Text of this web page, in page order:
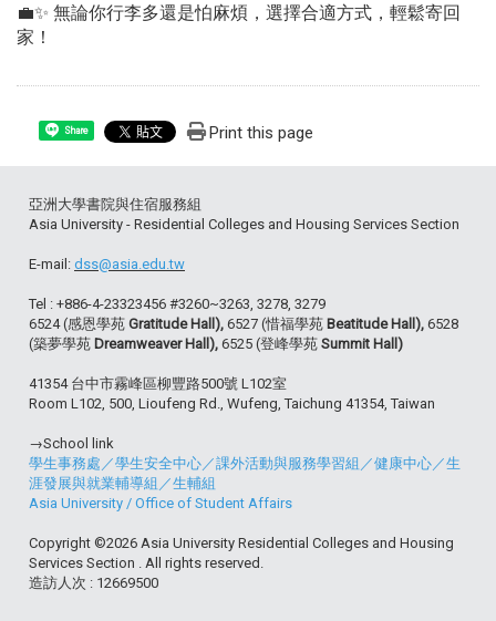
💼✨ 無論你行李多還是怕麻煩，選擇合適方式，輕鬆寄回
家！
Share Print this page
亞洲大學書院與住宿服務組
Asia University - Residential Colleges and Housing Services Section
E-mail: dss@asia.edu.tw
Tel : +886-4-23323456 #3260~3263, 3278, 3279
6524 (感恩學苑 Gratitude Hall), 6527 (惜福學苑 Beatitude Hall), 6528
(築夢學苑 Dreamweaver Hall), 6525 (登峰學苑 Summit Hall)
41354 台中市霧峰區柳豐路500號 L102室
Room L102, 500, Lioufeng Rd., Wufeng, Taichung 41354, Taiwan
→School link
學生事務處 ／學生安全中心 ／課外活動與服務學習組 ／健康中心 ／生
涯發展與就業輔導組 ／生輔組
Asia University / Office of Student Affairs
Copyright ©2026 Asia University Residential Colleges and Housing
Services Section . All rights reserved.
造訪人次 : 12669500